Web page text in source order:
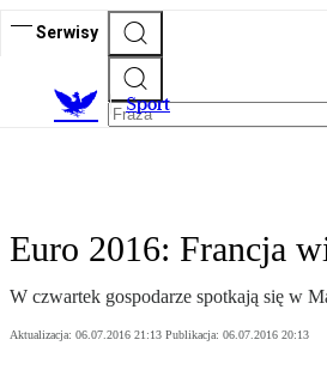
Serwisy
Sport
Euro 2016: Francja
W czwartek gospodarze spotkają się w
Aktualizacja: 06.07.2016 21:13 Publikacja: 06.07.2016 20:13